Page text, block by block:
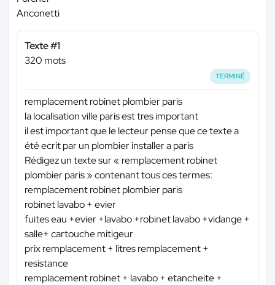
Anconetti
Texte #1
320 mots
TERMINÉ
remplacement robinet plombier paris
la localisation ville paris est tres important
il est important que le lecteur pense que ce texte a
été ecrit par un plombier installer a paris
Rédigez un texte sur « remplacement robinet
plombier paris » contenant tous ces termes:
remplacement robinet plombier paris
robinet lavabo + evier
fuites eau +evier +lavabo +robinet lavabo +vidange +
salle+ cartouche mitigeur
prix remplacement + litres remplacement +
resistance
remplacement robinet + lavabo + etancheite +